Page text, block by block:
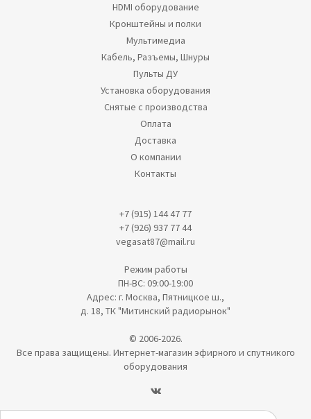
HDMI оборудование
Кронштейны и полки
Мультимедиа
Кабель, Разъемы, Шнуры
Пульты ДУ
Установка оборудования
Снятые с производства
Оплата
Доставка
О компании
Контакты
+7 (915) 144 47 77
+7 (926) 937 77 44
vegasat87@mail.ru
Режим работы
ПН-ВС: 09:00-19:00
Адрес: г. Москва, Пятницкое ш.,
д. 18, ТК "Митинский радиорынок"
© 2006-2026.
Все права защищены. Интернет-магазин эфирного и спутникого
оборудования